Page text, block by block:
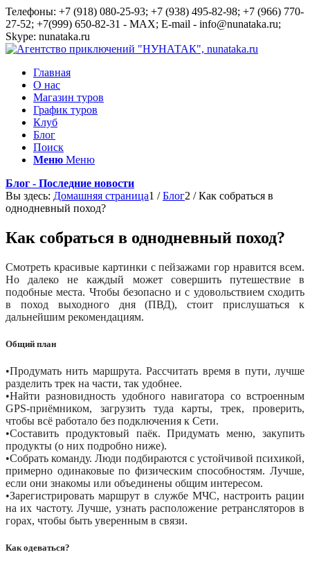
Телефоны: +7 (918) 080-25-93; +7 (938) 495-82-98; +7 (966) 770-
27-52; +7(999) 650-82-31 - MAX; E-mail - info@nunataka.ru;
Skype: nunataka.ru
Главная
О нас
Магазин туров
График туров
Клуб
Блог
Поиск
Меню Меню
Блог - Последние новости
Вы здесь: Домашняя страница1 / Блог2 / Как собраться в
однодневный поход?
Как собраться в однодневный поход?
Смотреть красивые картинки с пейзажами гор нравится всем.
Но далеко не каждый может совершить путешествие в
подобные места. Чтобы безопасно и с удовольствием сходить
в поход выходного дня (ПВД), стоит прислушаться к
дальнейшим рекомендациям.
Общий план
•Продумать нить маршрута. Рассчитать время в пути, лучше
разделить трек на части, так удобнее.
•Найти разновидность удобного навигатора со встроенным
GPS-приёмником, загрузить туда карты, трек, проверить,
чтобы всё работало без подключения к Сети.
•Составить продуктовый паёк. Придумать меню, закупить
продукты (о них подробно ниже).
•Собрать команду. Люди подбираются с устойчивой психикой,
примерно одинаковые по физическим способностям. Лучше,
если они знакомы или объединены общим интересом.
•Зарегистрировать маршрут в службе МЧС, настроить рации
на их частоту. Лучше, узнать расположение ретрансляторов в
горах, чтобы быть уверенным в связи.
Как одеваться?